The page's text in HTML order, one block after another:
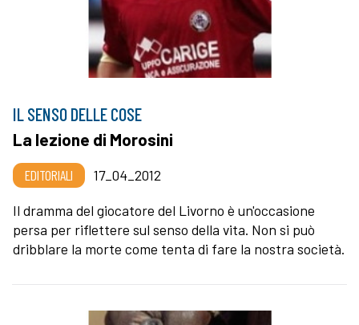
IL SENSO DELLE COSE
La lezione di Morosini
EDITORIALI
17_04_2012
Il dramma del giocatore del Livorno è un'occasione
persa per riflettere sul senso della vita. Non si può
dribblare la morte come tenta di fare la nostra società.